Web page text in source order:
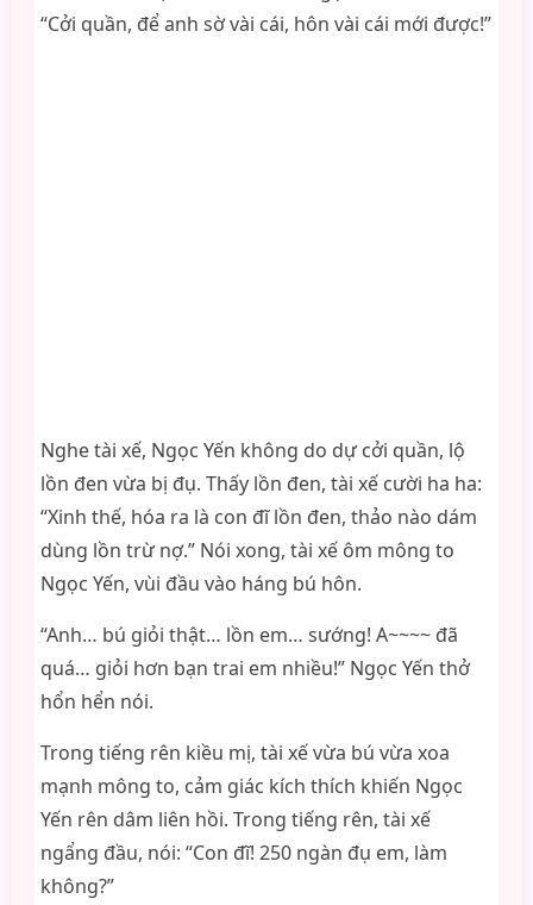
“Cởi quần, để anh sờ vài cái, hôn vài cái mới được!”
Nghe tài xế, Ngọc Yến không do dự cởi quần, lộ
lồn đen vừa bị đụ. Thấy lồn đen, tài xế cười ha ha:
“Xinh thế, hóa ra là con đĩ lồn đen, thảo nào dám
dùng lồn trừ nợ.” Nói xong, tài xế ôm mông to
Ngọc Yến, vùi đầu vào háng bú hôn.
“Anh… bú giỏi thật… lồn em… sướng! A~~~~ đã
quá… giỏi hơn bạn trai em nhiều!” Ngọc Yến thở
hổn hển nói.
Trong tiếng rên kiều mị, tài xế vừa bú vừa xoa
mạnh mông to, cảm giác kích thích khiến Ngọc
Yến rên dâm liên hồi. Trong tiếng rên, tài xế
ngẩng đầu, nói: “Con đĩ! 250 ngàn đụ em, làm
không?”